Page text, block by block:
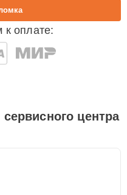
оплате:
центра